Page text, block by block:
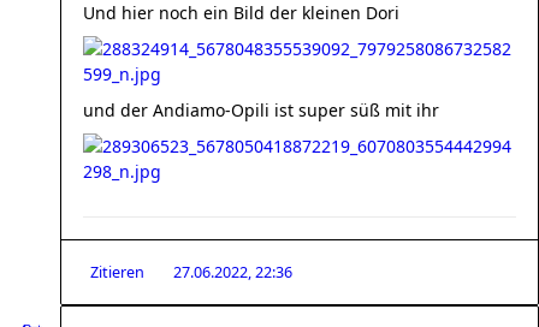
Und hier noch ein Bild der kleinen Dori
und der Andiamo-Opili ist super süß mit ihr
Zitieren 27.06.2022, 22:36